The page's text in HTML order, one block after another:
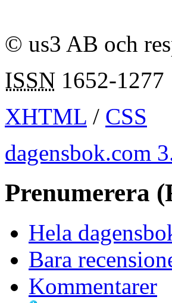
Vill du vara med?
© us3 AB och
ISSN1652-1277
XHTML/CSS
dagensbok.com
Prenumerera